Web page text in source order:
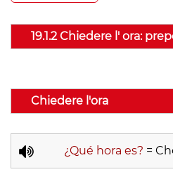
19.1.2 Chiedere l' ora:
Chiedere l'ora
¿Qué hora es? =